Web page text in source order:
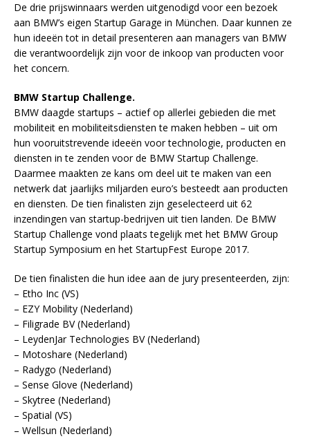
De drie prijswinnaars werden uitgenodigd voor een bezoek
aan BMW’s eigen Startup Garage in München. Daar kunnen ze
hun ideeën tot in detail presenteren aan managers van BMW
die verantwoordelijk zijn voor de inkoop van producten voor
het concern.
BMW Startup Challenge.
BMW daagde startups – actief op allerlei gebieden die met
mobiliteit en mobiliteitsdiensten te maken hebben – uit om
hun vooruitstrevende ideeën voor technologie, producten en
diensten in te zenden voor de BMW Startup Challenge.
Daarmee maakten ze kans om deel uit te maken van een
netwerk dat jaarlijks miljarden euro’s besteedt aan producten
en diensten. De tien finalisten zijn geselecteerd uit 62
inzendingen van startup-bedrijven uit tien landen. De BMW
Startup Challenge vond plaats tegelijk met het BMW Group
Startup Symposium en het StartupFest Europe 2017.
De tien finalisten die hun idee aan de jury presenteerden, zijn:
– Etho Inc (VS)
– EZY Mobility (Nederland)
– Filigrade BV (Nederland)
– LeydenJar Technologies BV (Nederland)
– Motoshare (Nederland)
– Radygo (Nederland)
– Sense Glove (Nederland)
– Skytree (Nederland)
– Spatial (VS)
– Wellsun (Nederland)